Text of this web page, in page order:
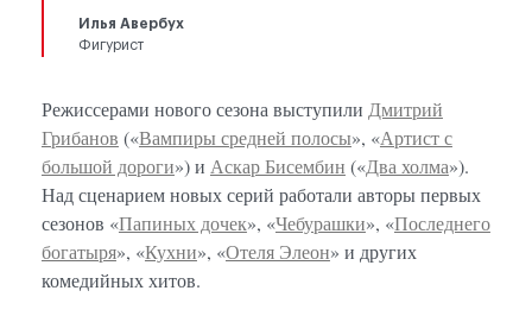
Илья Авербух
Фигурист
Режиссерами нового сезона выступили Дмитрий
Грибанов («Вампиры средней полосы», «Артист с
большой дороги») и Аскар Бисембин («Два холма»).
Над сценарием новых серий работали авторы первых
сезонов «Папиных дочек», «Чебурашки», «Последнего
богатыря», «Кухни», «Отеля Элеон» и других
комедийных хитов.